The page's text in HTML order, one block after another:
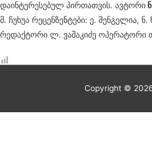
დაინტერესებულ პირთათვის. ავტორი
მ. ჩუხუა რეცენზენტები: ე. შენგელია,
რედაქტორი ლ. ვაშაკიძე ოპერატორი
Copyright ©